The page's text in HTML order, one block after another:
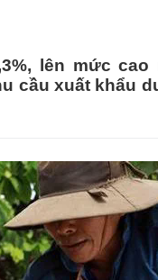
lên mức cao
cầu xuất khẩu